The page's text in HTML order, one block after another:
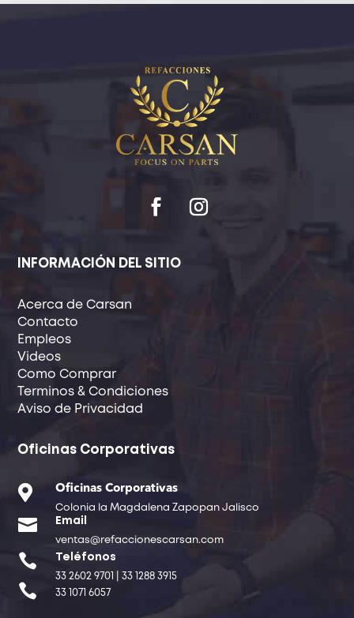
INFORMACIÓN DEL SITIO
Acerca de Carsan
Contacto
Empleos
Videos
Como Comprar
Terminos & Condiciones
Aviso de Privacidad
Oficinas Corporativas
 Oficinas Corporativas
Colonia la Magdalena Zapopan Jalisco
 Email
ventas@refaccionescarsan.com
 Teléfonos
33 2602 9701 | 33 1288 3915
 33 1071 6057